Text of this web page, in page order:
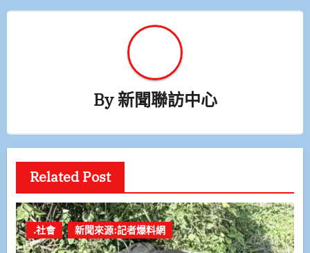
By新聞聯訪中心
Related Post
.社會 新聞來源:記者爆料網